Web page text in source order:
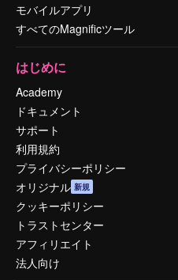
モバイルアプリ
すべてのMagnificツール
はじめに
Academy
ドキュメント
サポート
利用規約
プライバシーポリシー
オリジナル 新規
クッキーポリシー
トラストセンター
アフィリエイト
法人向け